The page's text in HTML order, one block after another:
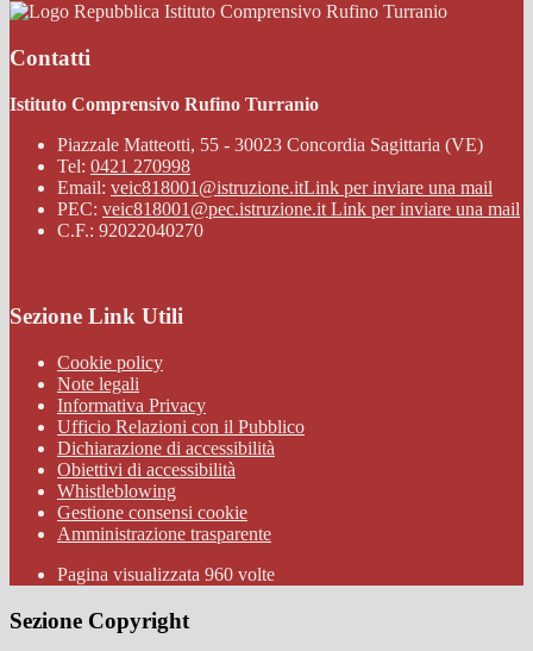
Istituto Comprensivo Rufino Turranio
Contatti
Istituto Comprensivo Rufino Turranio
Piazzale Matteotti, 55 - 30023 Concordia Sagittaria (VE)
Tel: 0421 270998
Email: veic818001@istruzione.itLink per inviare una mail
PEC: veic818001@pec.istruzione.it Link per inviare una mail
C.F.: 92022040270
Sezione Link Utili
Cookie policy
Note legali
Informativa Privacy
Ufficio Relazioni con il Pubblico
Dichiarazione di accessibilità
Obiettivi di accessibilità
Whistleblowing
Gestione consensi cookie
Amministrazione trasparente
Pagina visualizzata 960 volte
Sezione Copyright